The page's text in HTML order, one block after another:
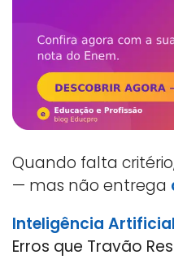
Quando falta
— mas não entrega
Inteligência Artificial
Erros que Travão